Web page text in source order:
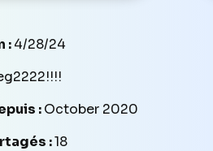
:4/28/24
:October 2020
:18